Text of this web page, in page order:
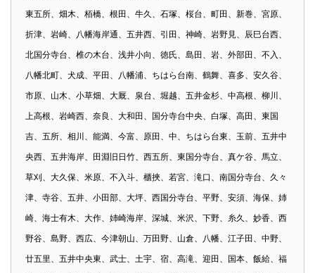
東五所、畑木、栢橋、根田、牛久、石塚、桜台、町田、新巻、宮原、
折津、岩崎、八幡海岸通、五井西、引田、神崎、岩野見、辰巳台西、
北国分寺台、椎の木台、浅井小向、徳氏、島田、岩、外部田、不入、
八幡北町、犬成、平田、八幡浦、ちはら台南、鶴舞、喜多、安久谷、
市原、山木、小草畑、大厩、泉台、堀越、五井金杉、中高根、柳川、
上高根、岩崎西、奈良、大和田、国分寺台中央、白塚、高田、東国
吉、五所、相川、能満、今富、原田、中、ちはら台東、玉前、五井中
央西、五井海岸、田淵旧日竹、西五所、東国分寺台、真ケ谷、馬立、
草刈、大久保、米原、不入斗、櫃挾、若宮、滝口、南国分寺台、久々
津、寺谷、五井、小田部、大坪、西国分寺台、平野、安須、海保、姉
崎、海士有木、大作、姉崎海岸、深城、米沢、下野、糸久、妙香、西
野谷、島野、西広、今津朝山、万田野、山倉、八幡、江子田、中野、
廿五里、五井中央東、武士、土宇、宿、高滝、迎田、国本、飯給、福